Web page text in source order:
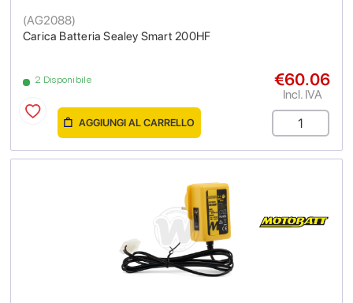
Carica Batteria Sealey Smart 200HF
(AG2088)
2 Disponibile €60.06
Incl. IVA
AGGIUNGI AL CARRELLO